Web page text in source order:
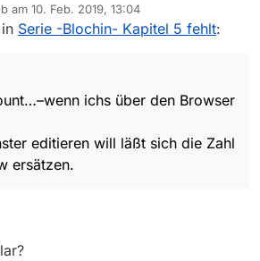
probiere.
im Fenster editieren will läßt sich die
am 10. Feb. 2019, 13:04
editiert von
Serie -Blochin- Kapitel 5 fehlt:
ichs über den Browser
editieren will läßt sich die Zahl
ersätzen.